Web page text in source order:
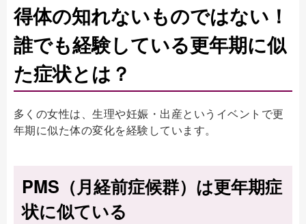
得体の知れないものではない！
誰でも経験している更年期に似
た症状とは？
多くの女性は、生理や妊娠・出産というイベントで更
年期に似た体の変化を経験しています。
PMS（月経前症候群）は更年期症
状に似ている